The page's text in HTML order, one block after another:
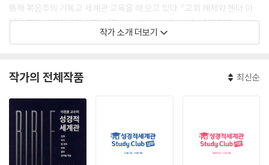
통해 복음주의 기독교 세계관 교육을 해 오고 있다. 『교회 해체와 젠더 이
데올로기』, 『기독교와 선거』, 『Beyond Versailles, the 1919 Moment
and a New Order in East Asia』(공저), 『Confucianism, Law and D
작가 소개 더보기
작가의 전체작품 최신순